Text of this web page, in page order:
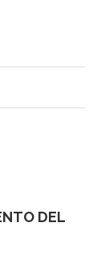
DEL